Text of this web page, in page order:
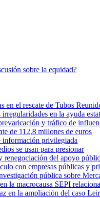
sobre la equidad?
en el rescate de Tubos
en la ayuda
y tráfico de
de 112,8 millones de euros
información privilegiada
se usan para presionar
del apoyo
con empresas públicas y
pública sobre
la macrocausa SEPI
en la ampliación del caso